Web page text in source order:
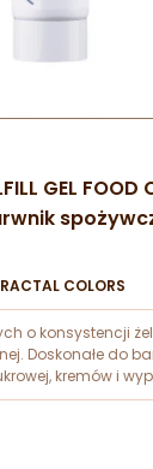
GEL FOOD
COLORS
o konsystencji
Doskonałe do
kremów i